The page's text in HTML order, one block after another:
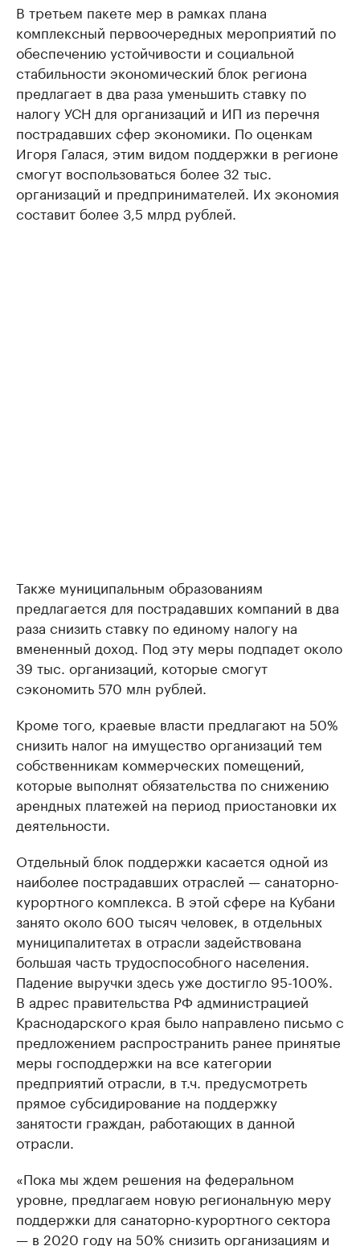
В третьем пакете мер в рамках плана
комплексный первоочередных мероприятий по
обеспечению устойчивости и социальной
стабильности экономический блок региона
предлагает в два раза уменьшить ставку по
налогу УСН для организаций и ИП из перечня
пострадавших сфер экономики. По оценкам
Игоря Галася, этим видом поддержки в регионе
смогут воспользоваться более 32 тыс.
организаций и предпринимателей. Их экономия
составит более 3,5 млрд рублей.
Также муниципальным образованиям
предлагается для пострадавших компаний в два
раза снизить ставку по единому налогу на
вмененный доход. Под эту меры подпадет около
39 тыс. организаций, которые смогут
сэкономить 570 млн рублей.
Кроме того, краевые власти предлагают на 50%
снизить налог на имущество организаций тем
собственникам коммерческих помещений,
которые выполнят обязательства по снижению
арендных платежей на период приостановки их
деятельности.
Отдельный блок поддержки касается одной из
наиболее пострадавших отраслей — санаторно-
курортного комплекса. В этой сфере на Кубани
занято около 600 тысяч человек, в отдельных
муниципалитетах в отрасли задействована
большая часть трудоспособного населения.
Падение выручки здесь уже достигло 95-100%.
В адрес правительства РФ администрацией
Краснодарского края было направлено письмо с
предложением распространить ранее принятые
меры господдержки на все категории
предприятий отрасли, в т.ч. предусмотреть
прямое субсидирование на поддержку
занятости граждан, работающих в данной
отрасли.
«Пока мы ждем решения на федеральном
уровне, предлагаем новую региональную меру
поддержки для санаторно-курортного сектора
— в 2020 году на 50% снизить организациям и